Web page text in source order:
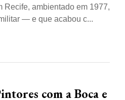
Recife, ambientado em 1977,
— e que acabou c...
com a Boca e